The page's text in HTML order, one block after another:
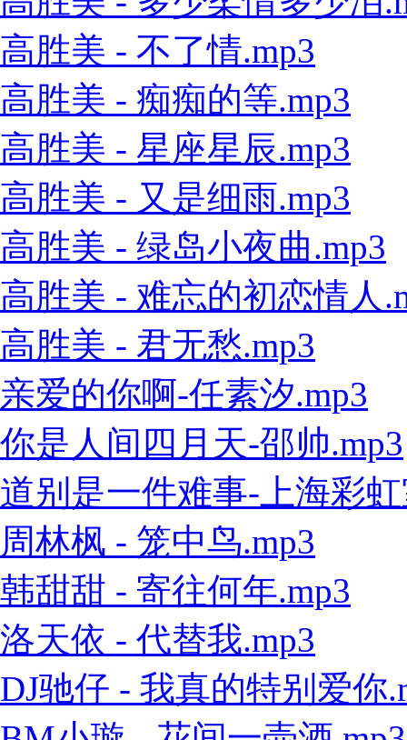
高胜美 - 不了情.mp3
高胜美 - 痴痴的等.mp3
高胜美 - 星座星辰.mp3
高胜美 - 又是细雨.mp3
高胜美 - 绿岛小夜曲.mp3
高胜美 - 难忘的初恋情人
高胜美 - 君无愁.mp3
亲爱的你啊-任素汐.mp3
你是人间四月天-邵帅.mp3
道别是一件难事-上海彩
周林枫 - 笼中鸟.mp3
韩甜甜 - 寄往何年.mp3
洛天依 - 代替我.mp3
DJ驰仔 - 我真的特别爱你